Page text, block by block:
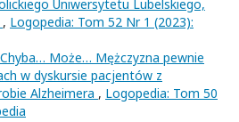
Uniwersytetu Lubelskiego,
, Logopedia: Tom 52 Nr 1 (2023):
Chyba… Może… Mężczyzna pewnie
w dyskursie pacjentów z
Alzheimera , Logopedia: Tom 50